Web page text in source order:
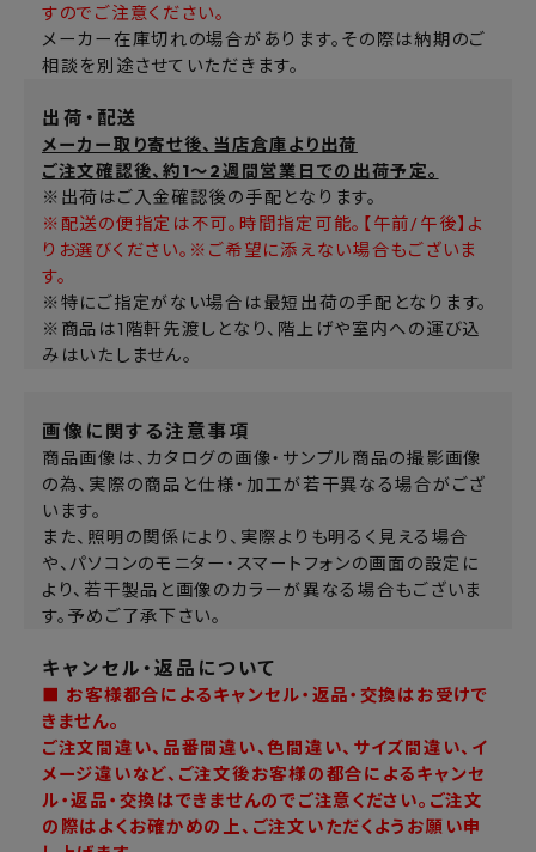
すのでご注意ください。
メーカー在庫切れの場合があります。その際は納期のご
相談を別途させていただきます。
出荷・配送
メーカー取り寄せ後、当店倉庫より出荷
ご注文確認後、約1～2週間営業日での出荷予定。
※出荷はご入金確認後の手配となります。
※配送の便指定は不可。時間指定可能。【午前/午後】よ
りお選びください。※ご希望に添えない場合もございま
す。
※特にご指定がない場合は最短出荷の手配となります。
※商品は1階軒先渡しとなり、階上げや室内への運び込
みはいたしません。
画像に関する注意事項
商品画像は、カタログの画像・サンプル商品の撮影画像
の為、実際の商品と仕様・加工が若干異なる場合がござ
います。
また、照明の関係により、実際よりも明るく見える場合
や、パソコンのモニター・スマートフォンの画面の設定に
より、若干製品と画像のカラーが異なる場合もございま
す。予めご了承下さい。
キャンセル・返品について
■ お客様都合によるキャンセル・返品・交換はお受けで
きません。
ご注文間違い、品番間違い、色間違い、サイズ間違い、イ
メージ違いなど、ご注文後お客様の都合によるキャンセ
ル・返品・交換はできませんのでご注意ください。ご注文
の際はよくお確かめの上、ご注文いただくようお願い申